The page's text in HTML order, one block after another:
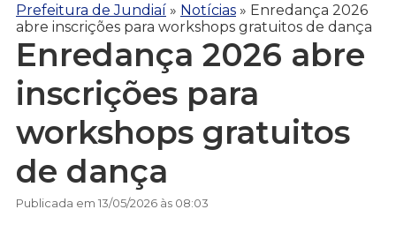
Prefeitura de Jundiaí » Notícias » Enredança 2026
abre inscrições para workshops gratuitos de dança
Enredança 2026 abre
inscrições para
workshops gratuitos
de dança
Publicada em 13/05/2026 às 08:03